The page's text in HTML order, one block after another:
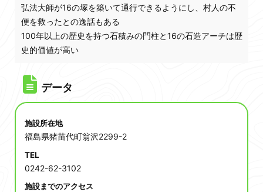
弘法大師が16の塚を築いて通行できるようにし、村人の不
便を救ったとの逸話もある
100年以上の歴史を持つ石積みの門柱と16の石造アーチは歴
史的価値が高い
データ
施設所在地
福島県猪苗代町翁沢2299-2
TEL
0242-62-3102
施設までのアクセス